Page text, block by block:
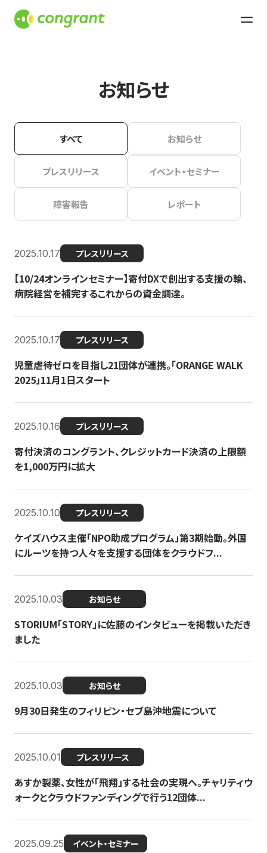
お知らせ
すべて お知らせ
プレスリリース イベント・セミナー
障害報告 レポート
2025.10.17 プレスリリース
【10/24オンラインセミナー】寄付DXで創出する支援の輪、
病院経営を補完するこれからの資金調達。
2025.10.17 プレスリリース
児童虐待ゼロを目指し21団体が連携。「ORANGE WALK
2025」11月1日スタート
2025.10.16 プレスリリース
寄付決済のコングラント、クレジットカード決済の上限額
を1,000万円に拡大
2025.10.10 プレスリリース
ケイズハウス主催「NPO助成プログラム」第3期始動。外国
にルーツを持つ人々を支援する団体をクラウドフ...
2025.10.03 お知らせ
STORIUM「STORY」に佐藤のインタビューを掲載いただき
ました
2025.10.03 お知らせ
9月30日発生のフィリピン・セブ島沖地震について
2025.10.01 プレスリリース
あすか製薬、女性が「飛翔」する社会の実現へ。チャリティウ
ォークとクラウドファンディングで行う12団体...
2025.09.25 イベント・セミナー